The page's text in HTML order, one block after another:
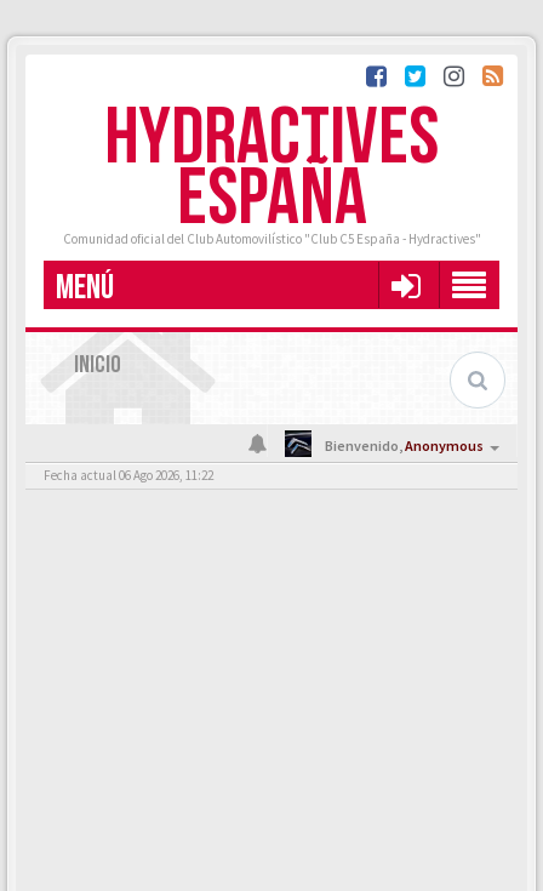
HYDRACTIVES
ESPAÑA
Comunidad oficial del Club Automovilístico "Club C5 España - Hydractives"
MENÚ
INICIO
Bienvenido,Anonymous
Fecha actual 06 Ago 2026, 11:22